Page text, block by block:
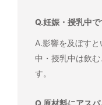
Q.妊娠・授乳中
A.影響を及ぼす
中・授乳中は飲
す。